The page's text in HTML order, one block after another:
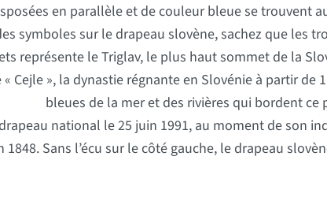
en parallèle et de couleur bleue se trouvent
symboles sur le drapeau slovène, sachez que les
représente le Triglav, le plus haut sommet de la
Cejle », la dynastie régnante en Slovénie à partir de
bleues de la mer et des rivières qui bordent ce
national le 25 juin 1991, au moment de son
Sans l’écu sur le côté gauche, le drapeau